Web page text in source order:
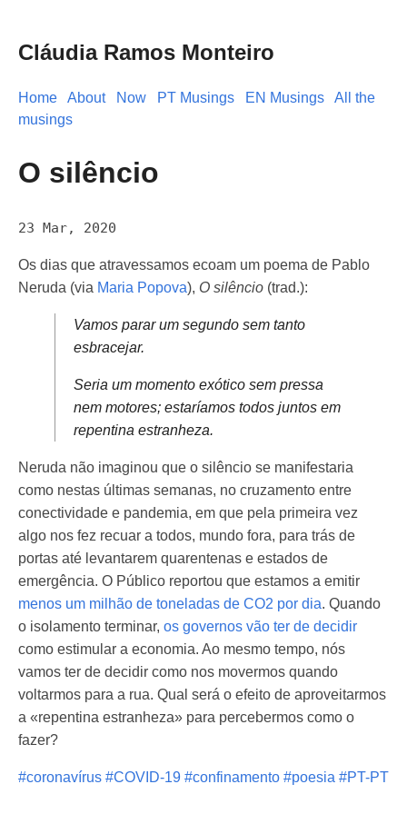
Cláudia Ramos Monteiro
Home About Now PT Musings EN Musings
All the
musings
O silêncio
23 Mar, 2020
Os dias que atravessamos ecoam um poema de Pablo
Neruda (via Maria Popova), O silêncio (trad.):
Vamos parar um segundo sem tanto
esbracejar.
Seria um momento exótico sem pressa
nem motores; estaríamos todos juntos em
repentina estranheza.
Neruda não imaginou que o silêncio se manifestaria
como nestas últimas semanas, no cruzamento entre
conectividade e pandemia, em que pela primeira vez
algo nos fez recuar a todos, mundo fora, para trás de
portas até levantarem quarentenas e estados de
emergência. O Público reportou que estamos a emitir
menos um milhão de toneladas de CO2 por dia. Quando
o isolamento terminar, os governos vão ter de decidir
como estimular a economia. Ao mesmo tempo, nós
vamos ter de decidir como nos movermos quando
voltarmos para a rua. Qual será o efeito de aproveitarmos
a «repentina estranheza» para percebermos como o
fazer?
#coronavírus #COVID-19 #confinamento #poesia #PT-PT